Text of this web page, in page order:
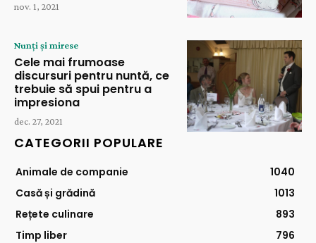
nov. 1, 2021
Nunți și mirese
Cele mai frumoase
discursuri pentru nuntă, ce
trebuie să spui pentru a
impresiona
dec. 27, 2021
CATEGORII POPULARE
Animale de companie
1040
Casă și grădină
1013
Rețete culinare
893
Timp liber
796